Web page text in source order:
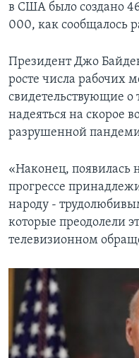
в США было создано
000, как сообщалось
Президент Джо
росте числа рабочих
свидетельствующие
надеяться на скорое
разрушенной
«Наконец, появилась
прогрессе
народу -
которые преодолели
телевизионном